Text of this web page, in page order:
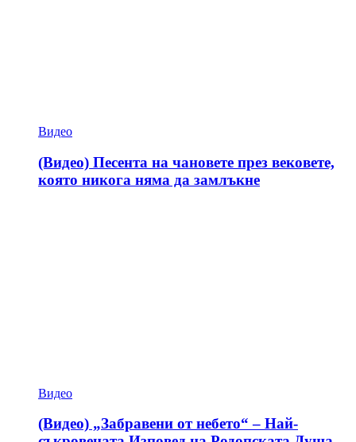
Видео
(Видео) Песента на чановете през вековете,
която никога няма да замлъкне
Видео
(Видео) „Забравени от небето“ – Най-